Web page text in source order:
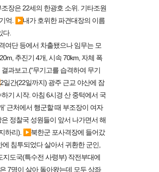
장은 22세의 한광호 소위. 기타조원
억. ▶내가 호위한 파견대장의 이름
다.
여단 등에서 차출됐으나 임무는 모
추진기 4개, 시속 70km, 자체 폭
과보고.(“무기고를 습격하여 무기
간(22일까지) 광주 근교 야산에 잠
기 시작. 아침 6시경 산 중턱에서 국
근처에서 행군할 때 부조장이 여자
정찰국 성원들이 앞서 나가면서 해
하리). ▶북한군 포사격장에 들어갔
침투되었다 살아서 귀환한 군인,
도국(특수전 사령부) 작전부대에
7명이 살아 돌아왔는데 모두 상좌